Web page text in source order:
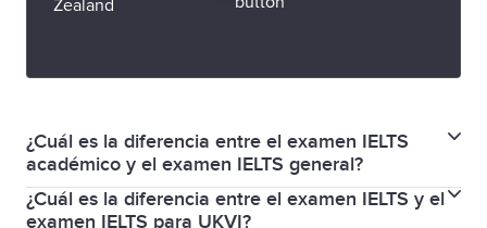
¿Cuál es la diferencia entre el examen IELTS
académico y el examen IELTS general?
Si piensa cursar estudios superiores o desea
¿Cuál es la diferencia entre el examen IELTS y el
examen IELTS para UKVI?